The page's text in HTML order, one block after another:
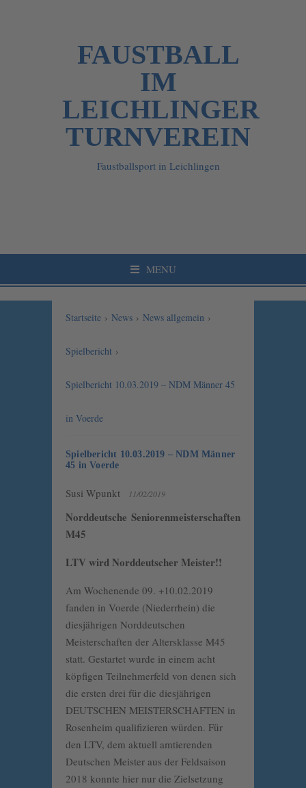
FAUSTBALL
IM
LEICHLINGER
TURNVEREIN
Faustballsport in Leichlingen
MENU
Startseite › News › News allgemein ›
Spielbericht ›
Spielbericht 10.03.2019 – NDM Männer 45
in Voerde
Spielbericht 10.03.2019 – NDM Männer
45 in Voerde
Susi Wpunkt 11/02/2019
Norddeutsche Seniorenmeisterschaften
M45
LTV wird Norddeutscher Meister!!
Am Wochenende 09. +10.02.2019
fanden in Voerde (Niederrhein) die
diesjährigen Norddeutschen
Meisterschaften der Altersklasse M45
statt. Gestartet wurde in einem acht
köpfigen Teilnehmerfeld von denen sich
die ersten drei für die diesjährigen
DEUTSCHEN MEISTERSCHAFTEN in
Rosenheim qualifizieren würden. Für
den LTV, dem aktuell amtierenden
Deutschen Meister aus der Feldsaison
2018 konnte hier nur die Zielsetzung